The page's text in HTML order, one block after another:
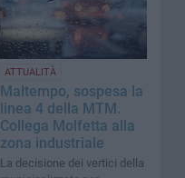
ATTUALITÀ
Maltempo, sospesa la
linea 4 della MTM.
Collega Molfetta alla
zona industriale
La decisione dei vertici della